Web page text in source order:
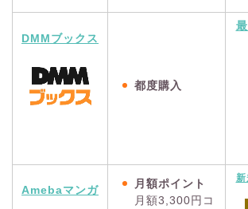
DMMブックス
都度購入
Amebaマンガ
月額ポイント
月額3,300円コ